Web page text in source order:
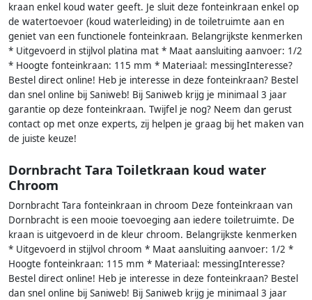
kraan enkel koud water geeft. Je sluit deze fonteinkraan enkel op
de watertoevoer (koud waterleiding) in de toiletruimte aan en
geniet van een functionele fonteinkraan. Belangrijkste kenmerken
* Uitgevoerd in stijlvol platina mat * Maat aansluiting aanvoer: 1/2
* Hoogte fonteinkraan: 115 mm * Materiaal: messingInteresse?
Bestel direct online! Heb je interesse in deze fonteinkraan? Bestel
dan snel online bij Saniweb! Bij Saniweb krijg je minimaal 3 jaar
garantie op deze fonteinkraan. Twijfel je nog? Neem dan gerust
contact op met onze experts, zij helpen je graag bij het maken van
de juiste keuze!
Dornbracht Tara Toiletkraan koud water
Chroom
Dornbracht Tara fonteinkraan in chroom Deze fonteinkraan van
Dornbracht is een mooie toevoeging aan iedere toiletruimte. De
kraan is uitgevoerd in de kleur chroom. Belangrijkste kenmerken
* Uitgevoerd in stijlvol chroom * Maat aansluiting aanvoer: 1/2 *
Hoogte fonteinkraan: 115 mm * Materiaal: messingInteresse?
Bestel direct online! Heb je interesse in deze fonteinkraan? Bestel
dan snel online bij Saniweb! Bij Saniweb krijg je minimaal 3 jaar